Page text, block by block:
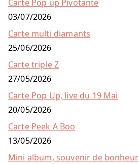
Carte Pop up Pivotante
03/07/2026
Carte multi diamants
25/06/2026
Carte triple Z
27/05/2026
Carte Pop Up, live du 19 Mai
20/05/2026
Carte Peek A Boo
13/05/2026
Mini album, souvenir de bonheur